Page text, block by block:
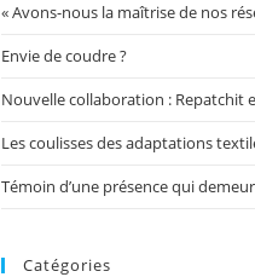
« Avons-nous la maîtrise de nos
Envie de coudre ?
Nouvelle collaboration : Repatchit
Les coulisses des adaptations
Témoin d’une présence qui
Catégories